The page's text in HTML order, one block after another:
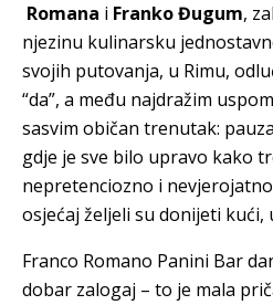
Romana i Franko Đugum,
njezinu kulinarsku
svojih putovanja, u Rimu,
“da”, a među najdražim
sasvim običan trenutak:
gdje je sve bilo upravo kako
nepretenciozno i
osjećaj željeli su donijeti kući,
Franco Romano Panini Bar
dobar zalogaj – to je mala